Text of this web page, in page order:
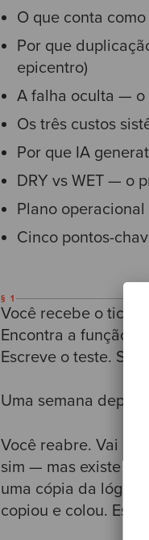
O que conta
Por que
epicentro)
A falha oculta — o
Os três custos
Por que IA
DRY vs WET — o
Plano
Cinco pontos-
§ 1
Você recebe o
Encontra a função
Escreve o teste.
Uma semana
Você reabre. Vai no
sim — mas existe
uma cópia da
copiou e colou.